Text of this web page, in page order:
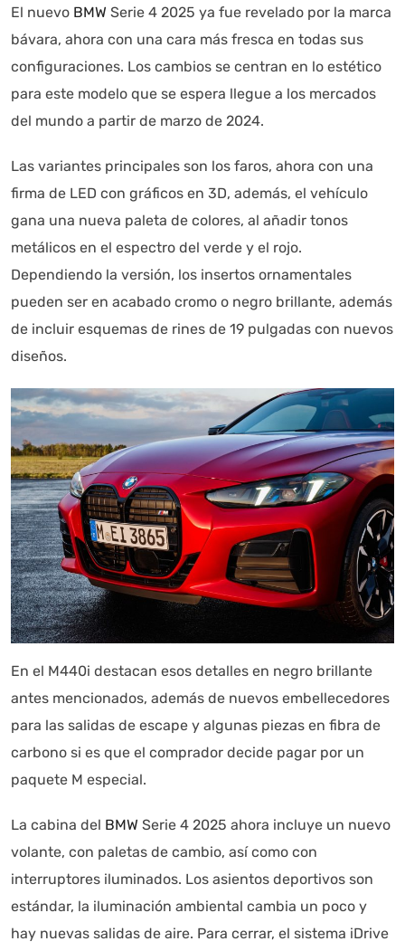
El nuevo BMW Serie 4 2025 ya fue revelado por la marca
bávara, ahora con una cara más fresca en todas sus
configuraciones. Los cambios se centran en lo estético
para este modelo que se espera llegue a los mercados
del mundo a partir de marzo de 2024.
Las variantes principales son los faros, ahora con una
firma de LED con gráficos en 3D, además, el vehículo
gana una nueva paleta de colores, al añadir tonos
metálicos en el espectro del verde y el rojo.
Dependiendo la versión, los insertos ornamentales
pueden ser en acabado cromo o negro brillante, además
de incluir esquemas de rines de 19 pulgadas con nuevos
diseños.
En el M440i destacan esos detalles en negro brillante
antes mencionados, además de nuevos embellecedores
para las salidas de escape y algunas piezas en fibra de
carbono si es que el comprador decide pagar por un
paquete M especial.
La cabina del BMW Serie 4 2025 ahora incluye un nuevo
volante, con paletas de cambio, así como con
interruptores iluminados. Los asientos deportivos son
estándar, la iluminación ambiental cambia un poco y
hay nuevas salidas de aire. Para cerrar, el sistema iDrive
Autoanalítica IA Agente Inteligente
buscando? "Este asistente con IA (OpenAI) ofrece
información referencial que puede contener errores.
Asistente con IA en desarrollo. Autoanalítica optimiza
diariamente su exactitud."